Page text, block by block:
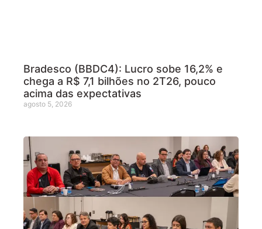
Bradesco (BBDC4): Lucro sobe 16,2% e
chega a R$ 7,1 bilhões no 2T26, pouco
acima das expectativas
agosto 5, 2026